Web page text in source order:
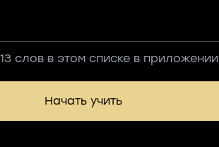
слов в этом списке в приложении
Начать учить